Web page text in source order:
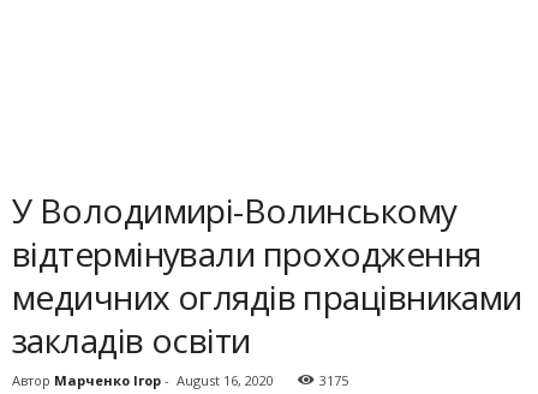
У Володимирі-Волинському
відтермінували проходження
медичних оглядів працівниками
закладів освіти
Автор Марченко Ігор - August 16, 2020 3175